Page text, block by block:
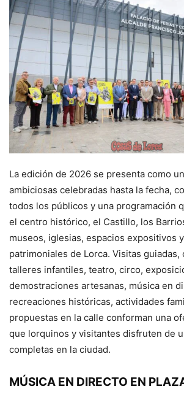
La edición de 2026 se presenta como
ambiciosas celebradas hasta la fecha,
todos los públicos y una programación
el centro histórico, el Castillo, los
museos, iglesias, espacios expositivos
patrimoniales de Lorca. Visitas guiadas,
talleres infantiles, teatro, circo,
demostraciones artesanas, música en
recreaciones históricas, actividades
propuestas en la calle conforman una
que lorquinos y visitantes disfruten de
completas en la ciudad.
MÚSICA EN DIRECTO EN